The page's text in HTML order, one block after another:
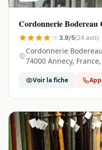
Cordonnerie Bodereau
3.9/5(24 avis)
Cordonnerie
74000 Annecy,
Voir la fiche